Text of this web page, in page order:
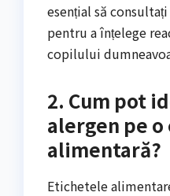
esențial să
pentru a înțelege
copilului
2. Cum pot
alergen pe
alimentară?
Etichetele